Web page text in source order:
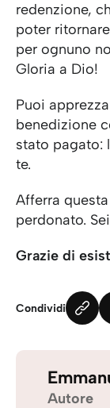
redenzione,
poter
per ognuno
Gloria a Dio!
Puoi
benedizione
stato pagato:
te.
Afferra
perdonato.
Grazie di
Condividi
Autore